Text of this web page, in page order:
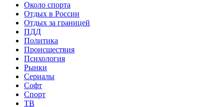
Около спорта
Отдых в России
Отдых за границей
ПДД
Политика
Происшествия
Психология
Рынки
Сериалы
Софт
Спорт
ТВ